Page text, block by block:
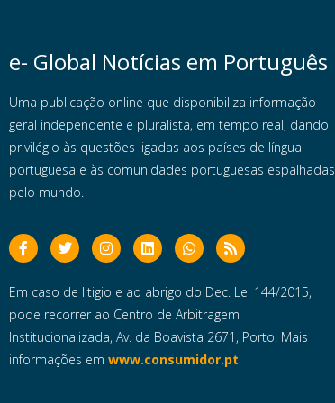
e- Global Notícias em Português
Uma publicação online que disponibiliza informação
geral independente e pluralista, em tempo real, dando
privilégio às questões ligadas aos países de língua
portuguesa e às comunidades portuguesas espalhadas
pelo mundo.
Em caso de litigio e ao abrigo do Dec. Lei 144/2015,
pode recorrer ao Centro de Arbitragem
Institucionalizada, Av. da Boavista 2671, Porto. Mais
informações em www.consumidor.pt